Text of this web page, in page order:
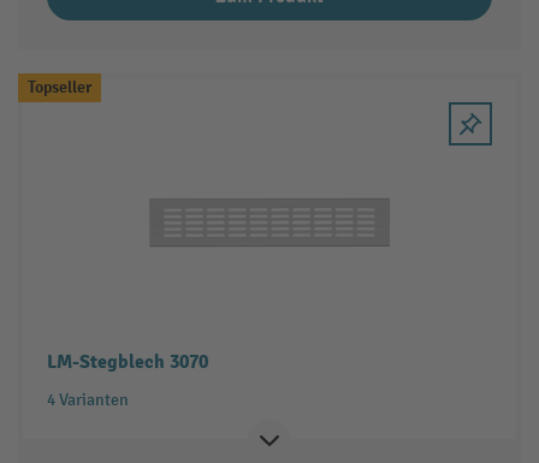
Topseller
LM-Stegblech 3070
4 Varianten